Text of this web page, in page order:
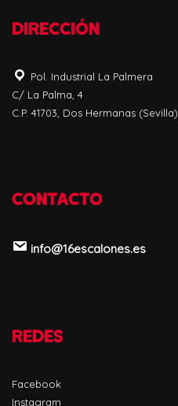
DIRECCIÓN
Pol. Industrial La Palmera
C/ La Palma, 4
C.P. 41703, Dos Hermanas (Sevilla)
CONTACTO
info@16escalones.es
REDES
Facebook
Instagram